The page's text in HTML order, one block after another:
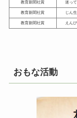
教育新聞社賞 迷っ
教育新聞社賞 じん
教育新聞社賞 えん
おもな活動